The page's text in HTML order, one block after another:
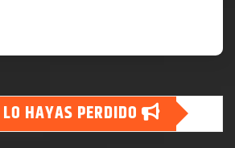
HAYAS PERDIDO